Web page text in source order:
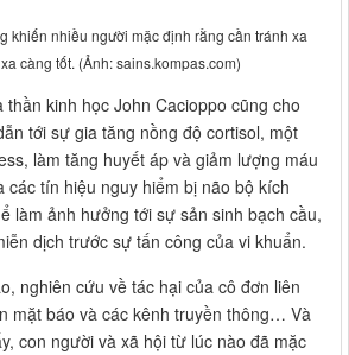
khiến nhiều người mặc định rằng cần tránh xa
càng tốt. (Ảnh: sains.kompas.com)
thần kinh học John Cacioppo cũng cho
tới sự gia tăng nồng độ cortisol, một
làm tăng huyết áp và giảm lượng máu
các tín hiệu nguy hiểm bị não bộ kích
làm ảnh hưởng tới sự sản sinh bạch cầu,
dịch trước sự tấn công của vi khuẩn.
nghiên cứu về tác hại của cô đơn liên
mặt báo và các kênh truyền thông… Và
con người và xã hội từ lúc nào đã mặc